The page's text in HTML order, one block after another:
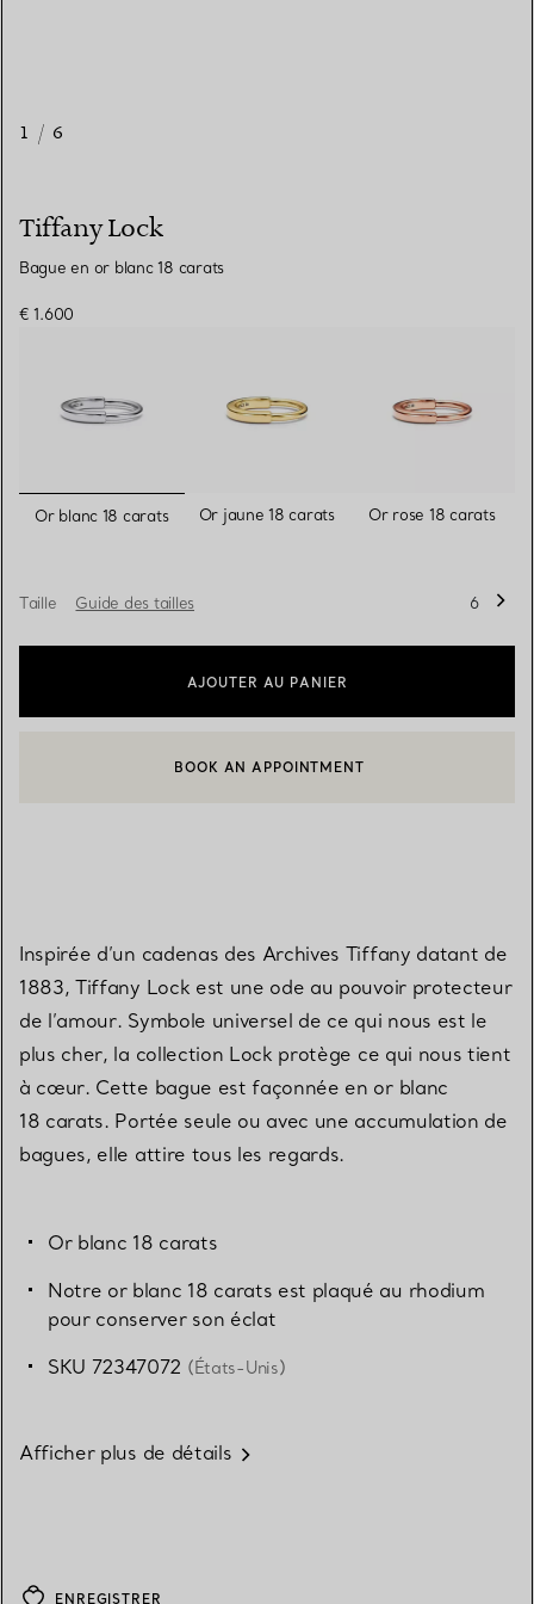
1 / 6
Tiffany Lock
Bague en or blanc 18 carats
€ 1.600
sélectionnés
Or blanc 18 carats Or jaune 18 carats Or rose 18 carats
Taille Guide des tailles 6
AJOUTER AU PANIER
CONTACTER UN CONSEILLER CLIENT OU PRENDRE RENDEZ-
BOOK AN APPOINTMENT
Inspirée d’un cadenas des Archives Tiffany datant de
1883, Tiffany Lock est une ode au pouvoir protecteur
de l’amour. Symbole universel de ce qui nous est le
plus cher, la collection Lock protège ce qui nous tient
à cœur. Cette bague est façonnée en or blanc
18 carats. Portée seule ou avec une accumulation de
bagues, elle attire tous les regards.
Or blanc 18 carats
Notre or blanc 18 carats est plaqué au rhodium
pour conserver son éclat
SKU 72347072 (États-Unis)
Afficher plus de détails
ENREGISTRER